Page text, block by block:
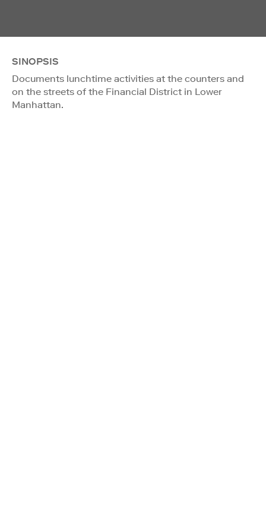
SINOPSIS
Documents lunchtime activities at the counters and
on the streets of the Financial District in Lower
Manhattan.